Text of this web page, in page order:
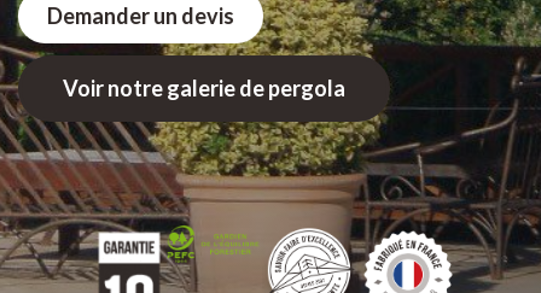
Demander un devis
Voir notre galerie de pergola